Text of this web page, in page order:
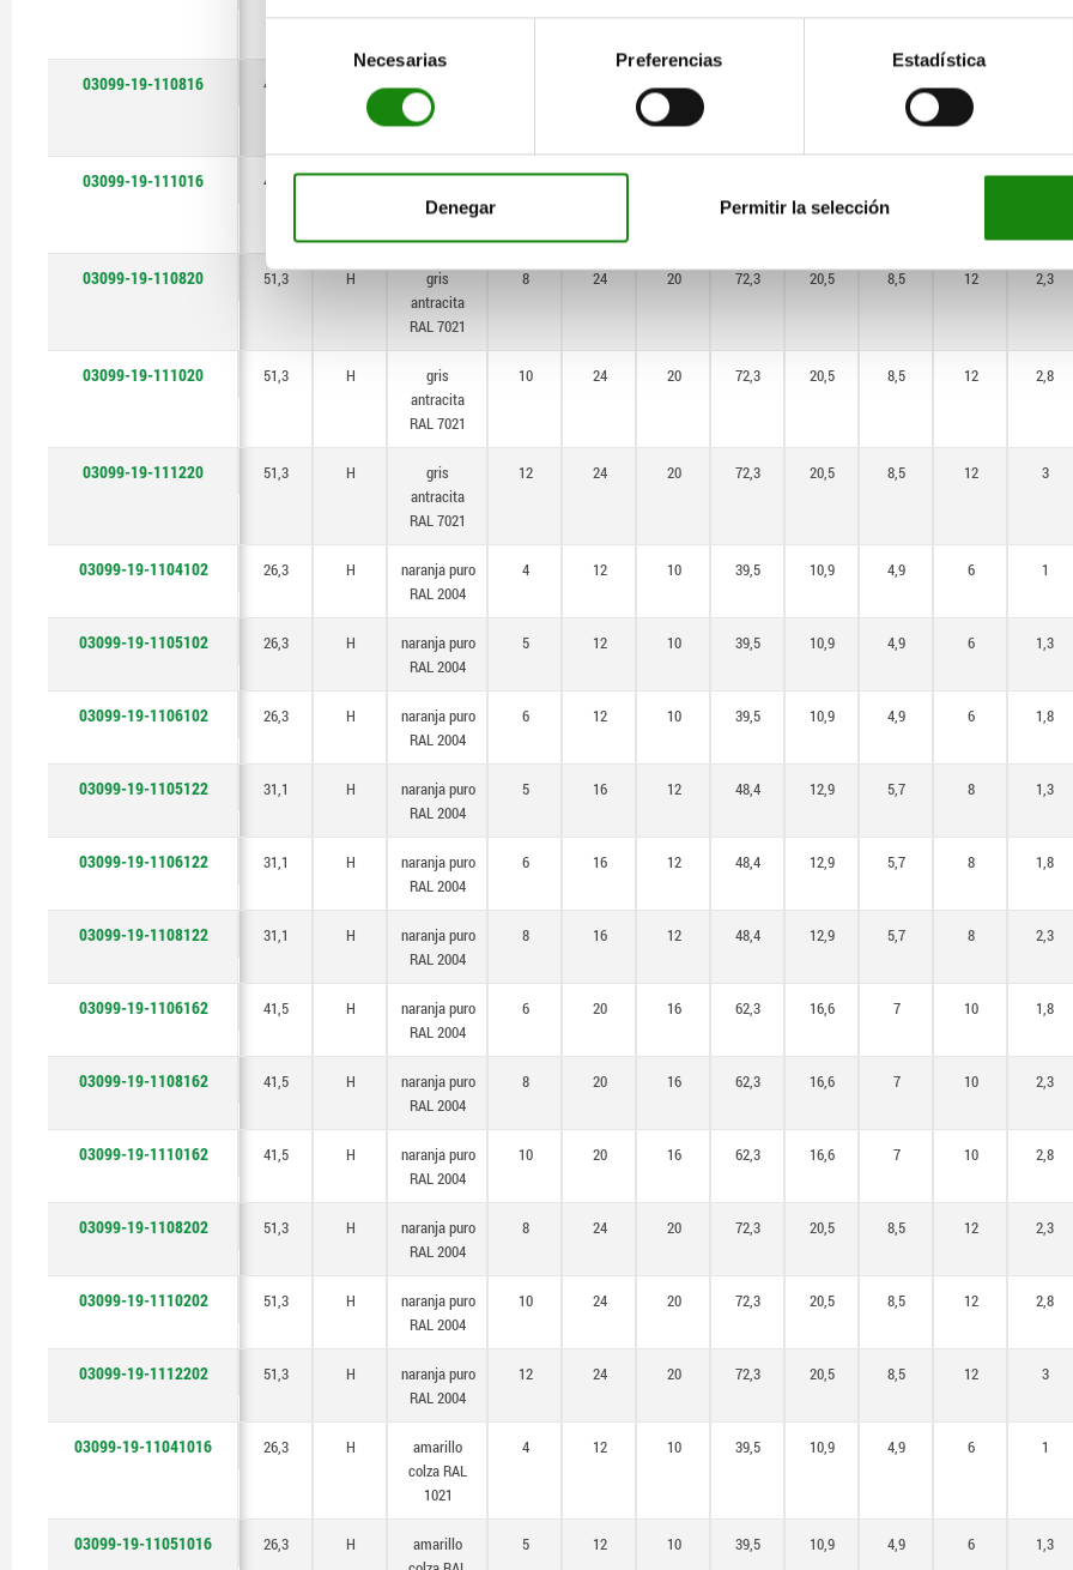
consentimiento
Necesarias Preferencias Estadística
Denegar Permitir la selección
03099-19-110816 41,5
antracita
RAL 7021
16
03099-19-111016 41,5 H
gris
antracita
10 20 2,8
03099-19-110820 51,3 H
gris
antracita
RAL 7021
8 24 20 72,3 20,5 8,5 12 2,3
03099-19-111020 51,3 H
gris
antracita
RAL 7021
10 24 20 72,3 20,5 8,5 12 2,8
03099-19-111220 51,3 H
gris
antracita
RAL 7021
12 24 20 72,3 20,5 8,5 12 3
03099-19-1104102 26,3 H
naranja puro
RAL 2004
4 12 10 39,5 10,9 4,9 6 1
03099-19-1105102 26,3 H
naranja puro
RAL 2004
5 12 10 39,5 10,9 4,9 6 1,3
03099-19-1106102 26,3 H
naranja puro
RAL 2004
6 12 10 39,5 10,9 4,9 6 1,8
03099-19-1105122 31,1 H
naranja puro
RAL 2004
5 16 12 48,4 12,9 5,7 8 1,3
03099-19-1106122 31,1 H
naranja puro
RAL 2004
6 16 12 48,4 12,9 5,7 8 1,8
03099-19-1108122 31,1 H
naranja puro
RAL 2004
8 16 12 48,4 12,9 5,7 8 2,3
03099-19-1106162 41,5 H
naranja puro
RAL 2004
6 20 16 62,3 16,6 7 10 1,8
03099-19-1108162 41,5 H
naranja puro
RAL 2004
8 20 16 62,3 16,6 7 10 2,3
03099-19-1110162 41,5 H
naranja puro
RAL 2004
10 20 16 62,3 16,6 7 10 2,8
03099-19-1108202 51,3 H
naranja puro
RAL 2004
8 24 20 72,3 20,5 8,5 12 2,3
03099-19-1110202 51,3 H
naranja puro
RAL 2004
10 24 20 72,3 20,5 8,5 12 2,8
03099-19-1112202 51,3 H
naranja puro
RAL 2004
12 24 20 72,3 20,5 8,5 12 3
03099-19-11041016 26,3 H
amarillo
colza RAL
1021
4 12 10 39,5 10,9 4,9 6 1
03099-19-11051016 26,3 H
amarillo
5 12 10 39,5 10,9 4,9 6 1,3